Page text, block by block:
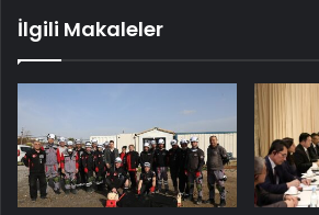
İlgili Makaleler